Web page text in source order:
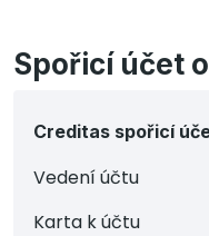
Spořicí účet
Creditas spořicí
Vedení účtu
Karta k účtu